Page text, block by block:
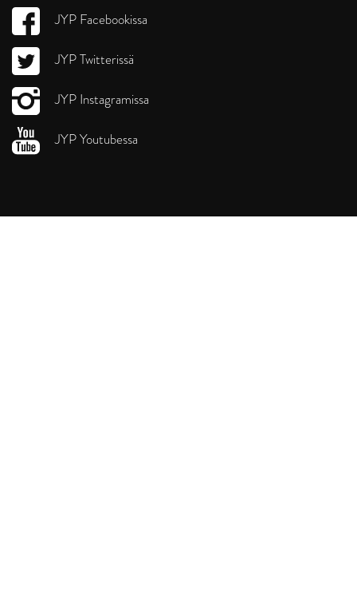
JYP Facebookissa
JYP Twitterissä
JYP Instagramissa
JYP Youtubessa